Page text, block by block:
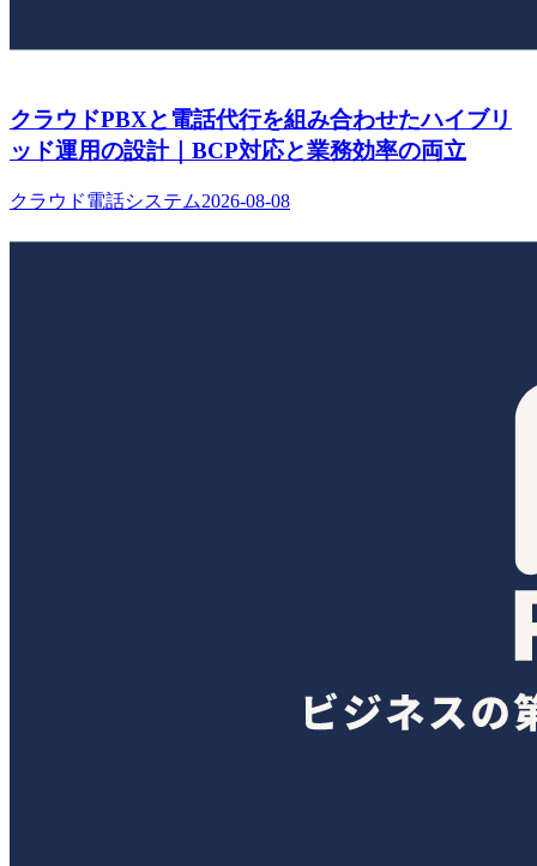
クラウドPBXと電話代行を組み合わせたハイブリ
ッド運用の設計｜BCP対応と業務効率の両立
クラウド電話システム2026-08-08